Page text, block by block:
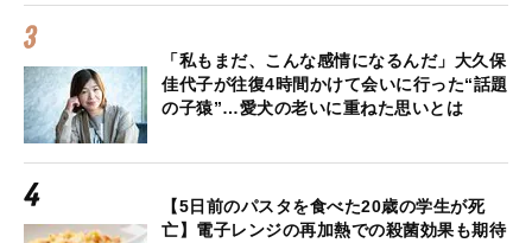
「私もまだ、こんな感情になるんだ」大久保
佳代子が往復4時間かけて会いに行った“話題
の子猿”…愛犬の老いに重ねた思いとは
【5日前のパスタを食べた20歳の学生が死
亡】電子レンジの再加熱での殺菌効果も期待